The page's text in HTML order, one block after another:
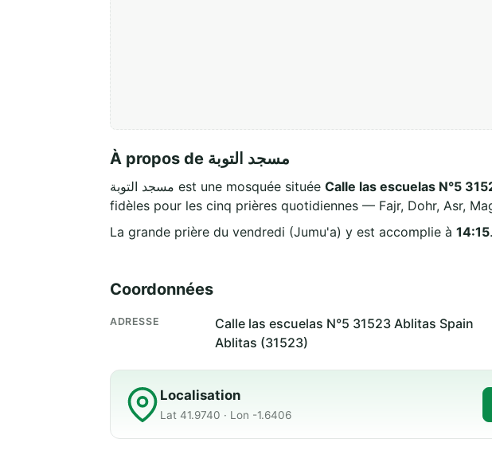
À propos de مسجد التوبة
مسجد التوبة est une mosquée située Calle las escuelas N°5
fidèles pour les cinq prières quotidiennes — Fajr, Dohr, Asr,
La grande prière du vendredi (Jumu'a) y est accomplie à 14:15.
Coordonnées
ADRESSE
Calle las escuelas N°5 31523 Ablitas Spain
Ablitas (31523)
Localisation
Lat 41.9740 · Lon -1.6406